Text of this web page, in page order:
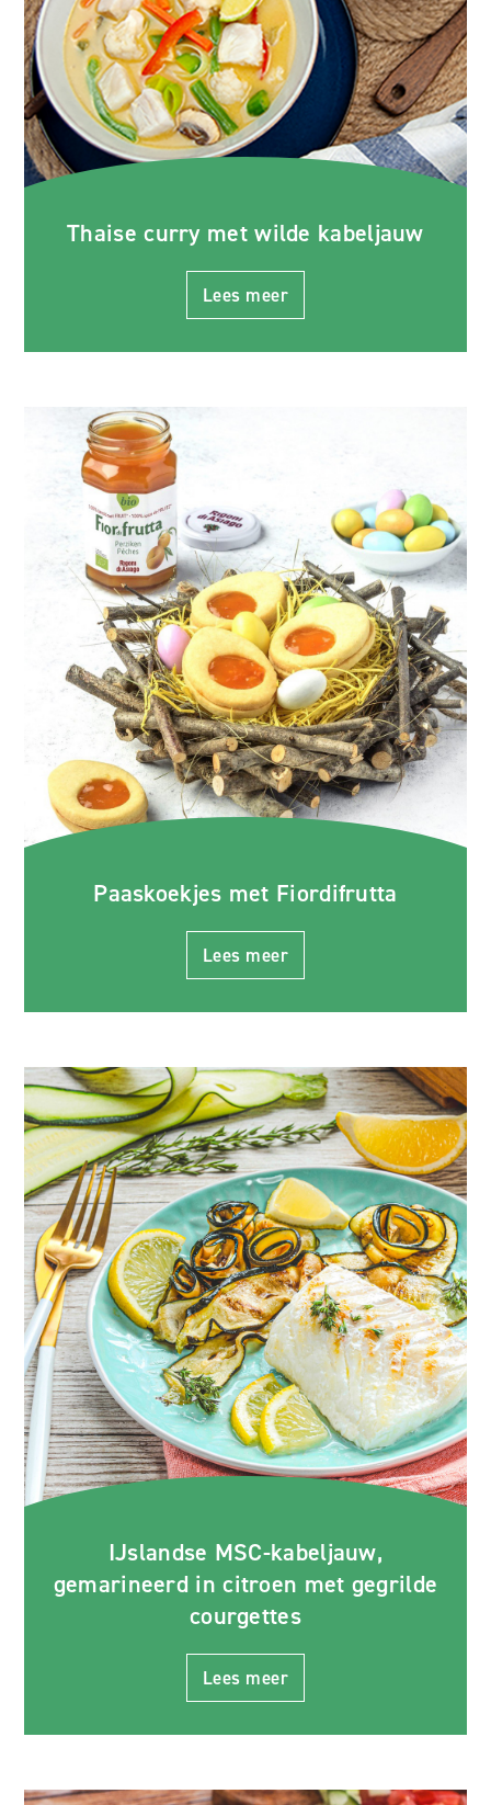
Thaise curry met wilde kabeljauw
Lees meer
Paaskoekjes met Fiordifrutta
Lees meer
IJslandse MSC-kabeljauw,
gemarineerd in citroen met gegrilde
courgettes
Lees meer